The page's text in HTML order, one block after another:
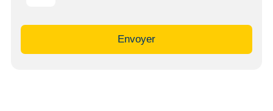
Envoyer